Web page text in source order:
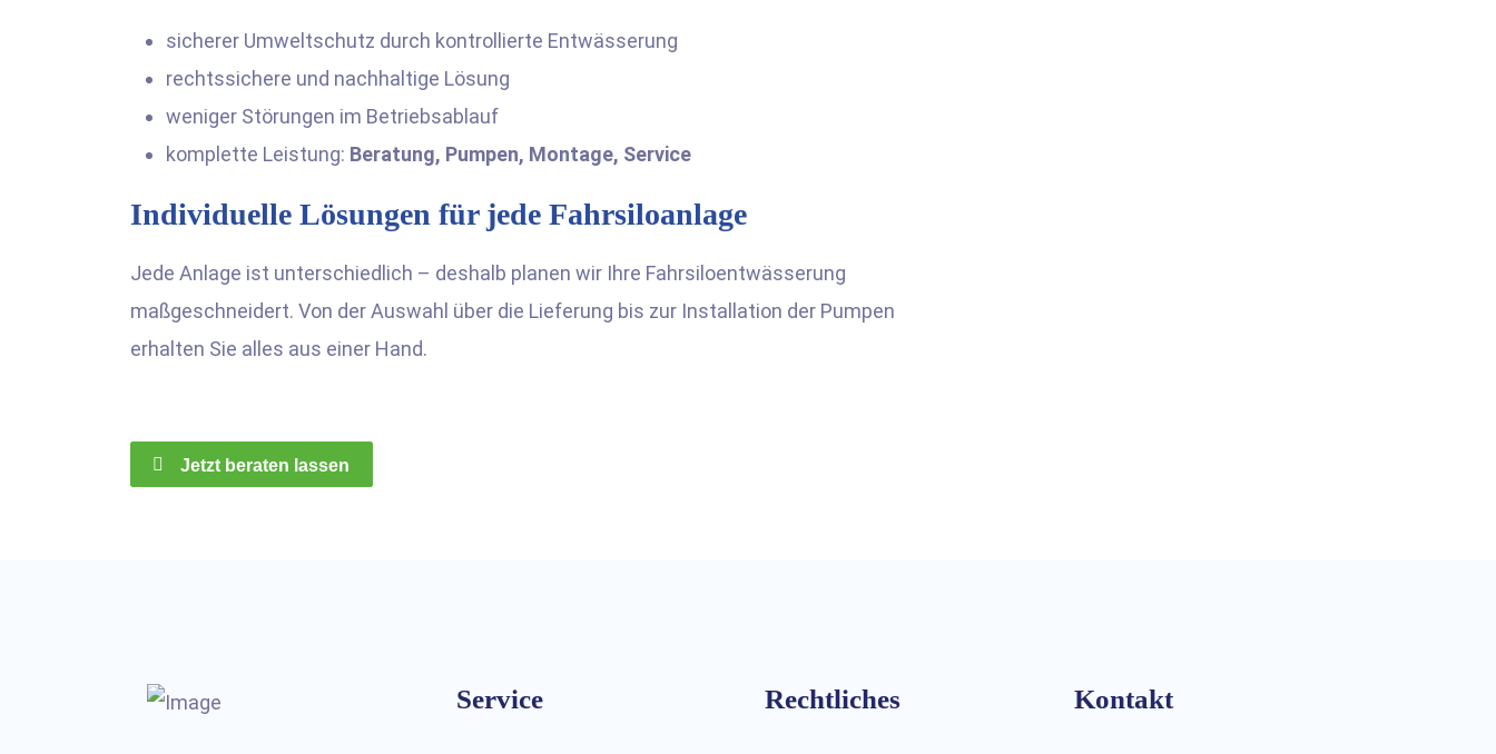
sicherer Umweltschutz durch kontrollierte Entwässerung
rechtssichere und nachhaltige Lösung
weniger Störungen im Betriebsablauf
komplette Leistung: Beratung, Pumpen, Montage, Service
Individuelle Lösungen für jede Fahrsiloanlage
Jede Anlage ist unterschiedlich – deshalb planen wir Ihre Fahrsiloentwässerung
maßgeschneidert. Von der Auswahl über die Lieferung bis zur Installation der Pumpen
erhalten Sie alles aus einer Hand.
Jetzt beraten lassen
Service Rechtliches Kontakt